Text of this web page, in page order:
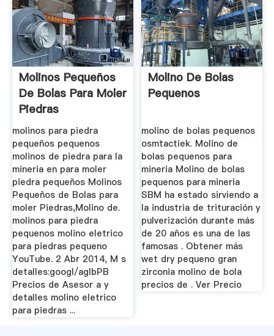
Molinos Pequeños
De Bolas Para Moler
Piedras
molinos para piedra
pequeños pequenos
molinos de piedra para la
mineria en para moler
piedra pequeños Molinos
Pequeños de Bolas para
moler Piedras,Molino de.
molinos para piedra
pequenos molino eletrico
para piedras pequeno
YouTube. 2 Abr 2014, M s
detalles:googl/agIbPB
Precios de Asesor a y
detalles molino eletrico
para piedras ...
Molino De Bolas
Pequenos
molino de bolas pequenos
osmtactiek. Molino de
bolas pequenos para
mineria Molino de bolas
pequenos para mineria
SBM ha estado sirviendo a
la industria de trituración y
pulverización durante más
de 20 años es una de las
famosas . Obtener más
wet dry pequeno gran
zirconia molino de bola
precios de . Ver Precio